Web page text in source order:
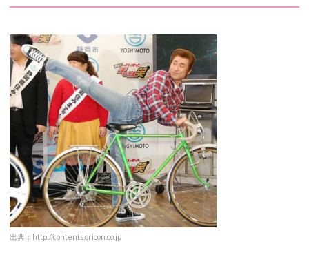
出典：http://contents.oricon.co.jp